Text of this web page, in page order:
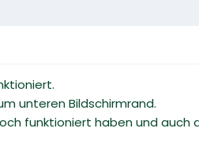
unteren Bildschirmrand.
funktioniert haben und auch